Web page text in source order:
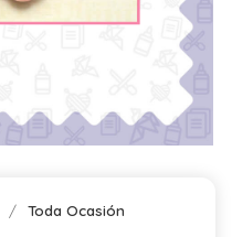
Toda Ocasión